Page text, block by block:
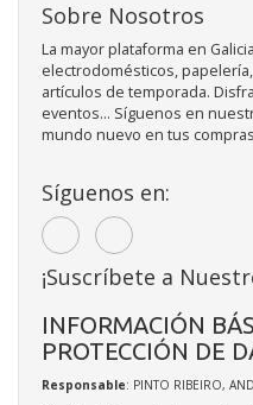
Sobre Nosotros
La mayor plataforma en
electrodomésticos,
artículos de temporada.
eventos... Síguenos en
mundo nuevo en tus
Síguenos en:
¡Suscríbete a
INFORMACIÓN
PROTECCIÓN DE
Responsable: PINTO RIBEIRO,